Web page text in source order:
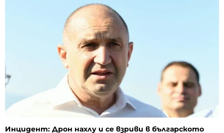
Инцидент: Дрон нахлу и се взриви в българското